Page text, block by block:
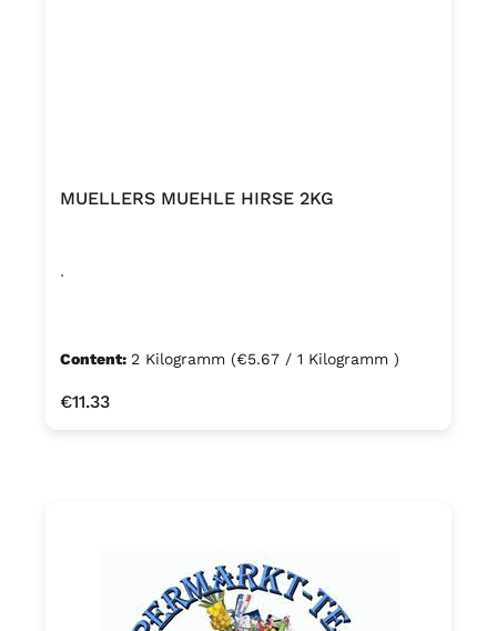
MUELLERS MUEHLE HIRSE 2KG
.
Content: 2 Kilogramm (€5.67 / 1 Kilogramm )
Regular price:
€11.33